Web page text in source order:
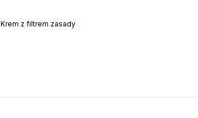
Krem z filtrem zasady